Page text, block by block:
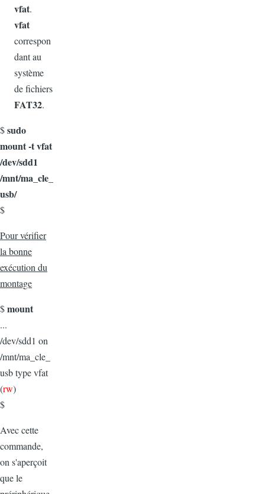
vfat.
vfat
correspon
dant au
système
de fichiers
FAT32.
$sudo
mount -t vfat
/dev/sdd1
/mnt/ma_cle_
usb/
$
Pour vérifier
la bonne
exécution du
montage
$mount
...
/dev/sdd1 on
/mnt/ma_cle_
usb type vfat
(rw)
$
Avec cette
commande,
on s'aperçoit
que le